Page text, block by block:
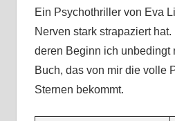
Ein Psychothriller von Eva
Nerven stark strapaziert
deren Beginn ich unbedingt
Buch, das von mir die volle
Sternen bekommt.